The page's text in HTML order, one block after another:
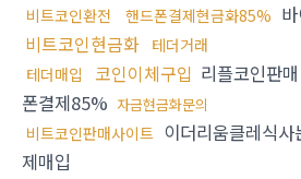
비트코인환전 핸드폰결제현금화85%
비트코인현금화 테더거래
테더매입
코인이체구입 리플코인판매
폰결제85% 자금현금화문의
비트코인판매사이트 이더리움클레식사
제매입